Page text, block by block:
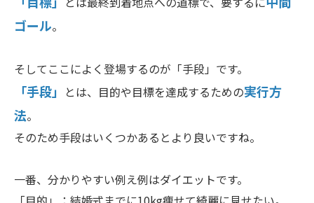
ゴール。
そしてここによく登場するのが「手段」です。
「手段」 とは、目的や目標を達成するための実行方
法。
そのため手段はいくつかあるとより良いですね。
一番、分かりやすい例え例はダイエットです。